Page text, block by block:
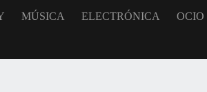
MÚSICA ELECTRÓNICA OCIO